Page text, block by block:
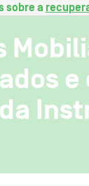
sobre a
e